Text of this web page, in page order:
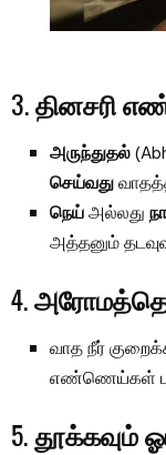
3.தினசரி
அருந்துதல்
செய்வது
நெய்அல்லது
அத்தனும்
4.
வாத நீர்
எண்ணெய்கள்
5.தூக்கவும்